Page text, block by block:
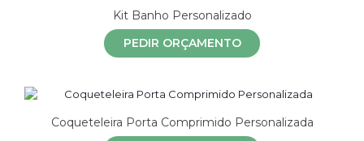
Kit Banho Personalizado
PEDIR ORÇAMENTO
Coqueteleira Porta Comprimido Personalizada